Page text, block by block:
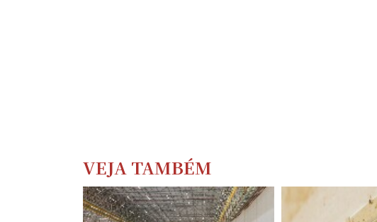
VEJA TAMBÉM